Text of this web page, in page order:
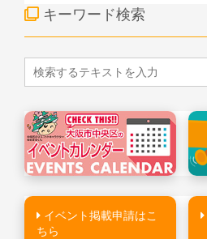
キーワード検索
イベント掲載申請はこ
ちら